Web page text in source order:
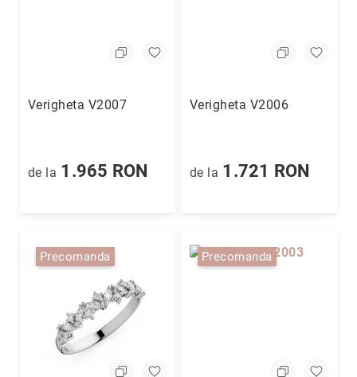
Verigheta V2007
de la 1.965 RON
Verigheta V2006
de la 1.721 RON
Precomanda Precomanda